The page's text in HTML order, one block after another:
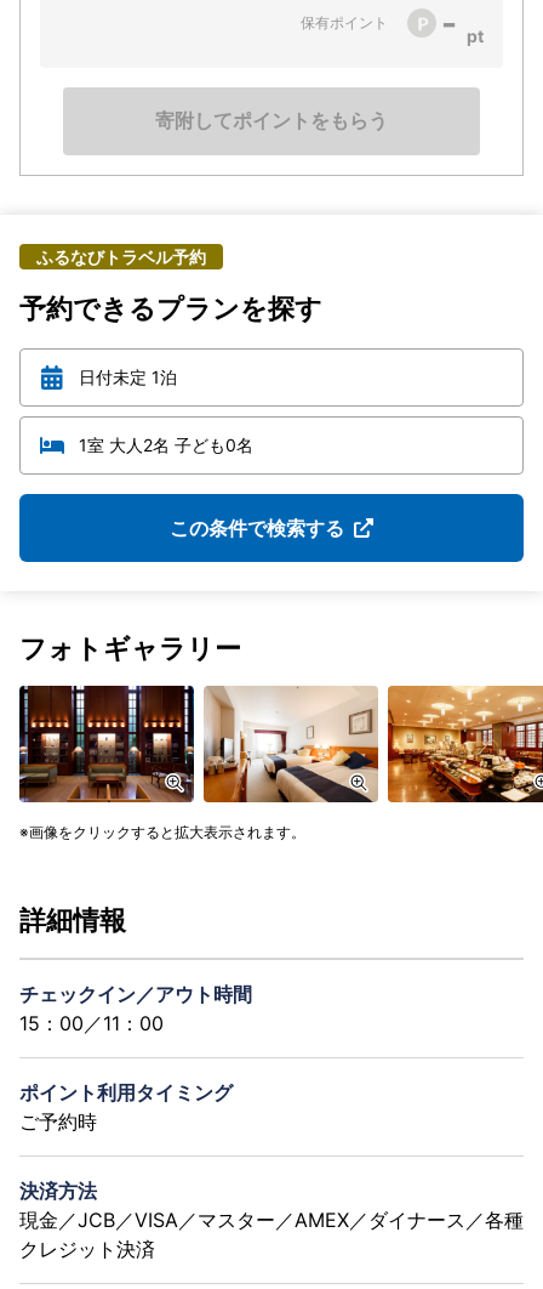
保有ポイント -
寄附してポイントをもらう
ふるなびトラベル予約
予約できるプランを探す
日付未定 1泊
1室 大人2名 子ども0名
この条件で検索する
フォトギャラリー
画像をクリックすると拡大表示されます。
詳細情報
チェックイン／アウト時間
15：00／11：00
ポイント利用タイミング
ご予約時
決済方法
現金／JCB／VISA／マスター／AMEX／ダイナース／各種
クレジット決済